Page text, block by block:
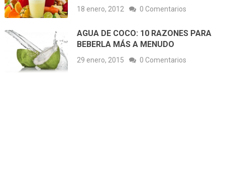
18 enero, 2012 0 Comentarios
AGUA DE COCO: 10 RAZONES PARA
BEBERLA MÁS A MENUDO
29 enero, 2015 0 Comentarios